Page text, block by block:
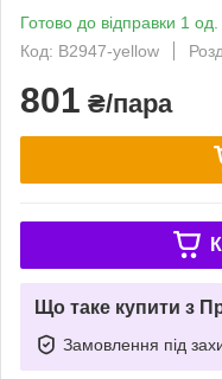
Готово до відправки 1 од.
Код: B2947-yellow
801 ₴/пара
Що таке купити з
Замовлення під